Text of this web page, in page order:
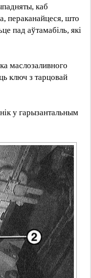
каб
пераканайцеся, што
пад аўтамабіль, які
маслозаливного
ключ з тарцовай
у гарызантальным